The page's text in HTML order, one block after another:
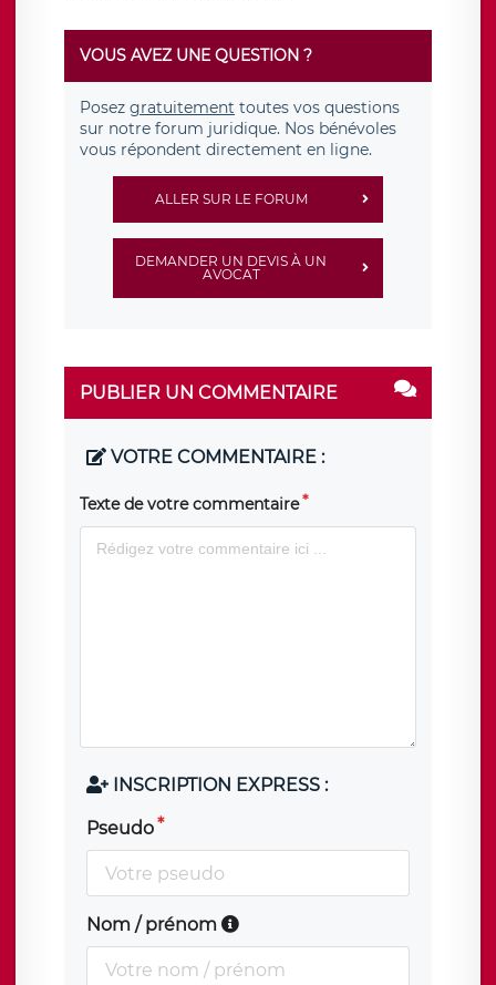
VOUS AVEZ UNE QUESTION ?
Posez gratuitement toutes vos questions
sur notre forum juridique. Nos bénévoles
vous répondent directement en ligne.
ALLER SUR LE FORUM
DEMANDER UN DEVIS À UN
AVOCAT
PUBLIER UN COMMENTAIRE
VOTRE COMMENTAIRE :
Texte de votre commentaire
INSCRIPTION EXPRESS :
Pseudo
Nom / prénom